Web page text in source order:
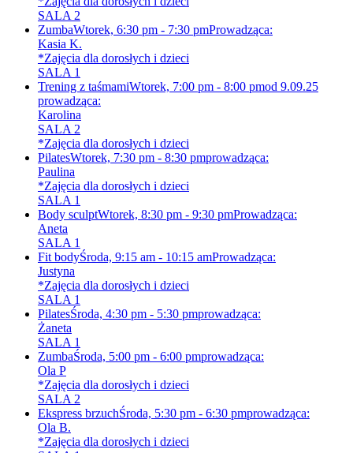
SALA 2
ZumbaWtorek, 6:30 pm - 7:30 pmProwadząca:
Kasia K.
*Zajęcia dla dorosłych i dzieci
SALA 1
Trening z taśmamiWtorek, 7:00 pm - 8:00 pmod 9.09.25
prowadząca:
Karolina
SALA 2
*Zajęcia dla dorosłych i dzieci
PilatesWtorek, 7:30 pm - 8:30 pmprowadząca:
Paulina
*Zajęcia dla dorosłych i dzieci
SALA 1
Body sculptWtorek, 8:30 pm - 9:30 pmProwadząca:
Aneta
SALA 1
Fit bodyŚroda, 9:15 am - 10:15 amProwadząca:
Justyna
*Zajęcia dla dorosłych i dzieci
SALA 1
PilatesŚroda, 4:30 pm - 5:30 pmprowadząca:
Żaneta
SALA 1
ZumbaŚroda, 5:00 pm - 6:00 pmprowadząca:
Ola P
*Zajęcia dla dorosłych i dzieci
SALA 2
Ekspress brzuchŚroda, 5:30 pm - 6:30 pmprowadząca:
Ola B.
*Zajęcia dla dorosłych i dzieci